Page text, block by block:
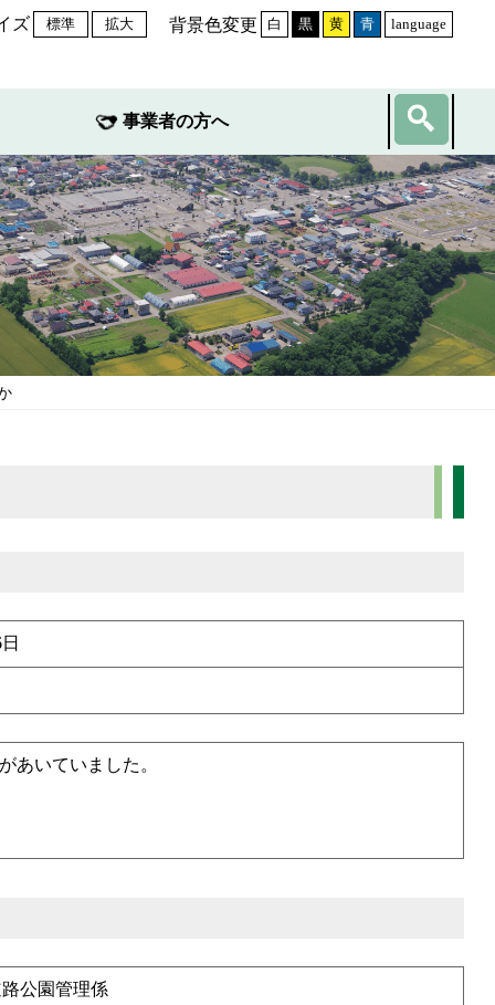
ズ 標準 拡大 背景色変更 白 黒 黄 青 language
事業者の方へ
あいていました。
公園管理係